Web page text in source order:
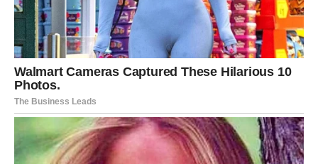
Shvatićete da još postoje ljudi koji vas vole zbog onoga
što jeste.